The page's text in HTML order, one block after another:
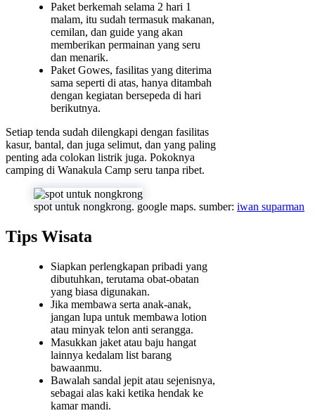
Paket berkemah selama 2 hari 1
malam, itu sudah termasuk makanan,
cemilan, dan guide yang akan
memberikan permainan yang seru
dan menarik.
Paket Gowes, fasilitas yang diterima
sama seperti di atas, hanya ditambah
dengan kegiatan bersepeda di hari
berikutnya.
Setiap tenda sudah dilengkapi dengan fasilitas
kasur, bantal, dan juga selimut, dan yang paling
penting ada colokan listrik juga. Pokoknya
camping di Wanakula Camp seru tanpa ribet.
spot untuk nongkrong. google maps. sumber: iwan suparman
Tips Wisata
Siapkan perlengkapan pribadi yang
dibutuhkan, terutama obat-obatan
yang biasa digunakan.
Jika membawa serta anak-anak,
jangan lupa untuk membawa lotion
atau minyak telon anti serangga.
Masukkan jaket atau baju hangat
lainnya kedalam list barang
bawaanmu.
Bawalah sandal jepit atau sejenisnya,
sebagai alas kaki ketika hendak ke
kamar mandi.